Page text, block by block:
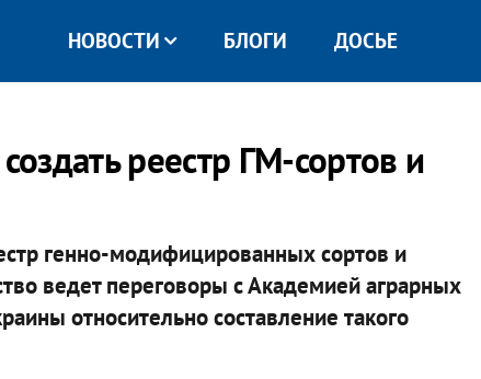
НОВОСТИ БЛОГИ ДОСЬЕ
реестр ГМ-сортов и
генно-модифицированных сортов и
ведет переговоры с Академией аграрных
относительно составление такого